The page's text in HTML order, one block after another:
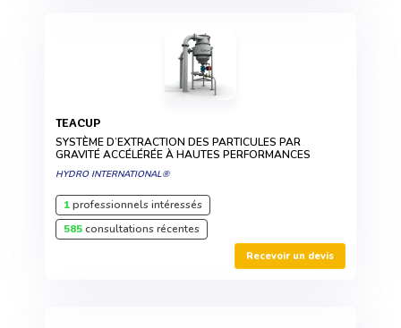
TEACUP
SYSTÈME D’EXTRACTION DES PARTICULES PAR
GRAVITÉ ACCÉLÉRÉE À HAUTES PERFORMANCES
HYDRO INTERNATIONAL®
1professionnels intéressés
585consultations récentes
Recevoir un devis